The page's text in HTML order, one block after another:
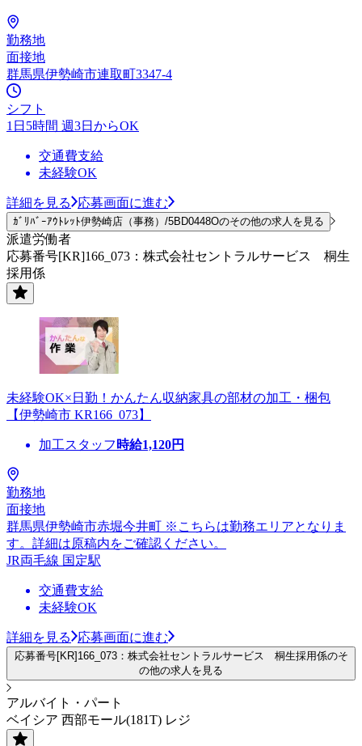
勤務地
面接地
群馬県伊勢崎市連取町3347-4
シフト
1日5時間 週3日からOK
交通費支給
未経験OK
詳細を見る 応募画面に進む
ｶﾞﾘﾊﾞｰｱｳﾄﾚｯﾄ伊勢崎店（事務）/5BD0448Oのその他の求人を見る
派遣労働者
応募番号[KR]166_073：株式会社セントラルサービス 桐生
採用係
未経験OK×日勤！かんたん収納家具の部材の加工・梱包
【伊勢崎市 KR166_073】
加工スタッフ 時給1,120円
勤務地
面接地
群馬県伊勢崎市赤堀今井町 ※こちらは勤務エリアとなりま
す。詳細は原稿内をご確認ください。
JR両毛線 国定駅
交通費支給
未経験OK
詳細を見る 応募画面に進む
応募番号[KR]166_073：株式会社セントラルサービス 桐生採用係のそ
の他の求人を見る
アルバイト・パート
ベイシア 西部モール(181T) レジ